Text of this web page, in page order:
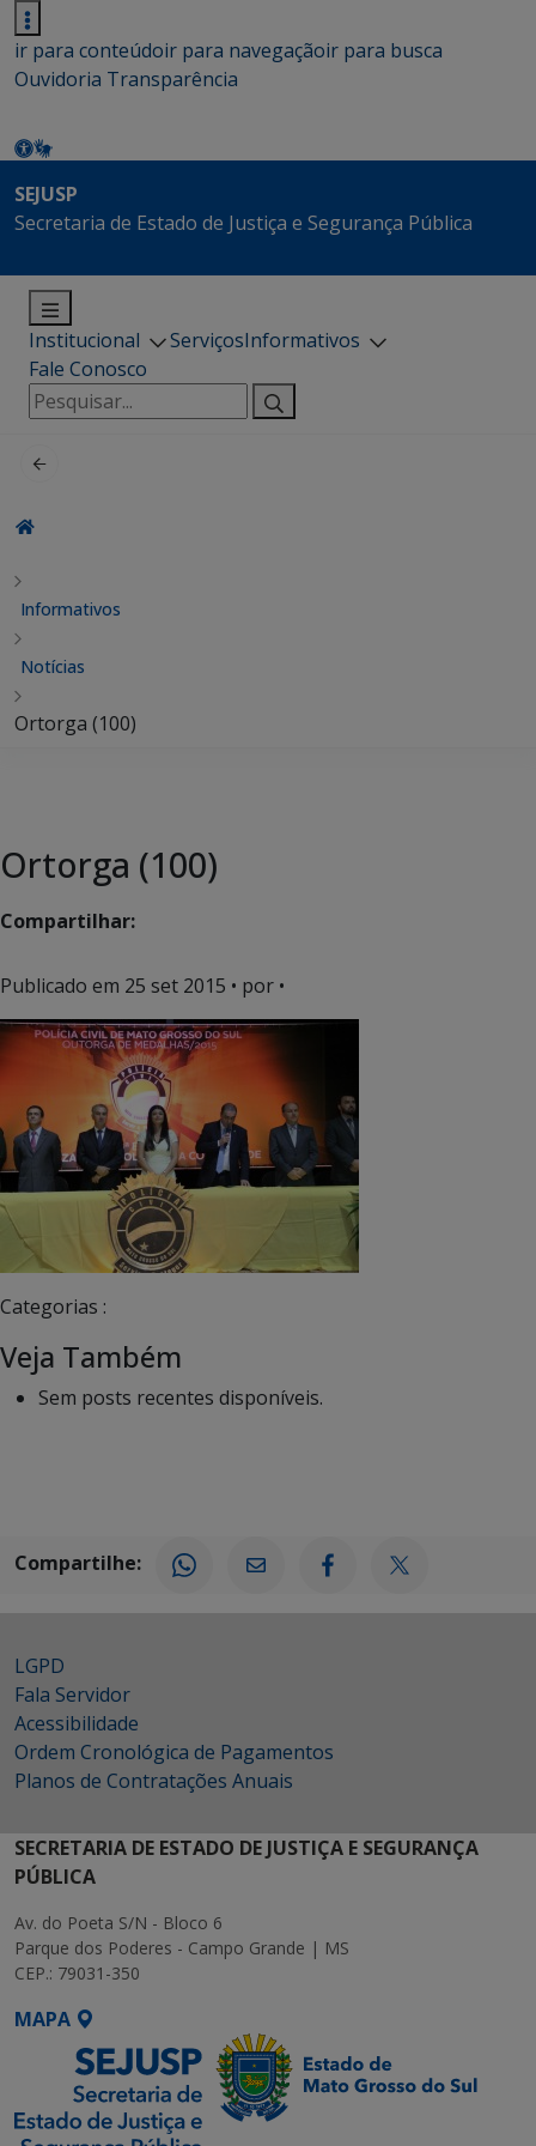
ir para conteúdoir para navegaçãoir para busca
Ouvidoria Transparência
SEJUSP
Secretaria de Estado de Justiça e Segurança Pública
Institucional ServiçosInformativos
Fale Conosco
Pesquisar
por:
Informativos
Notícias
Ortorga (100)
Ortorga (100)
Compartilhar:
Publicado em 25 set 2015 • por •
Categorias :
Veja Também
Sem posts recentes disponíveis.
Compartilhe:
LGPD
Fala Servidor
Acessibilidade
Ordem Cronológica de Pagamentos
Planos de Contratações Anuais
SECRETARIA DE ESTADO DE JUSTIÇA E SEGURANÇA
PÚBLICA
Av. do Poeta S/N - Bloco 6
Parque dos Poderes - Campo Grande | MS
CEP.: 79031-350
MAPA